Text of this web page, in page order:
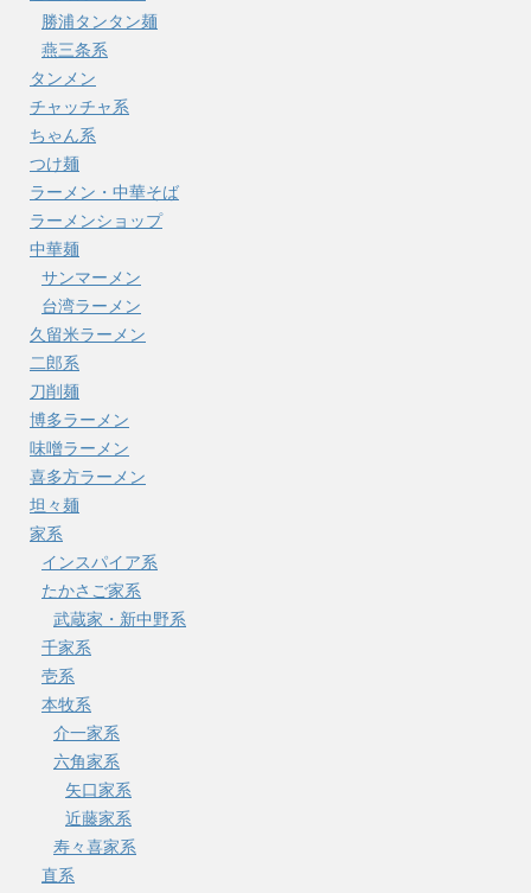
勝浦タンタン麺
燕三条系
タンメン
チャッチャ系
ちゃん系
つけ麺
ラーメン・中華そば
ラーメンショップ
中華麺
サンマーメン
台湾ラーメン
久留米ラーメン
二郎系
刀削麺
博多ラーメン
味噌ラーメン
喜多方ラーメン
坦々麺
家系
インスパイア系
たかさご家系
武蔵家・新中野系
千家系
壱系
本牧系
介一家系
六角家系
矢口家系
近藤家系
寿々喜家系
直系